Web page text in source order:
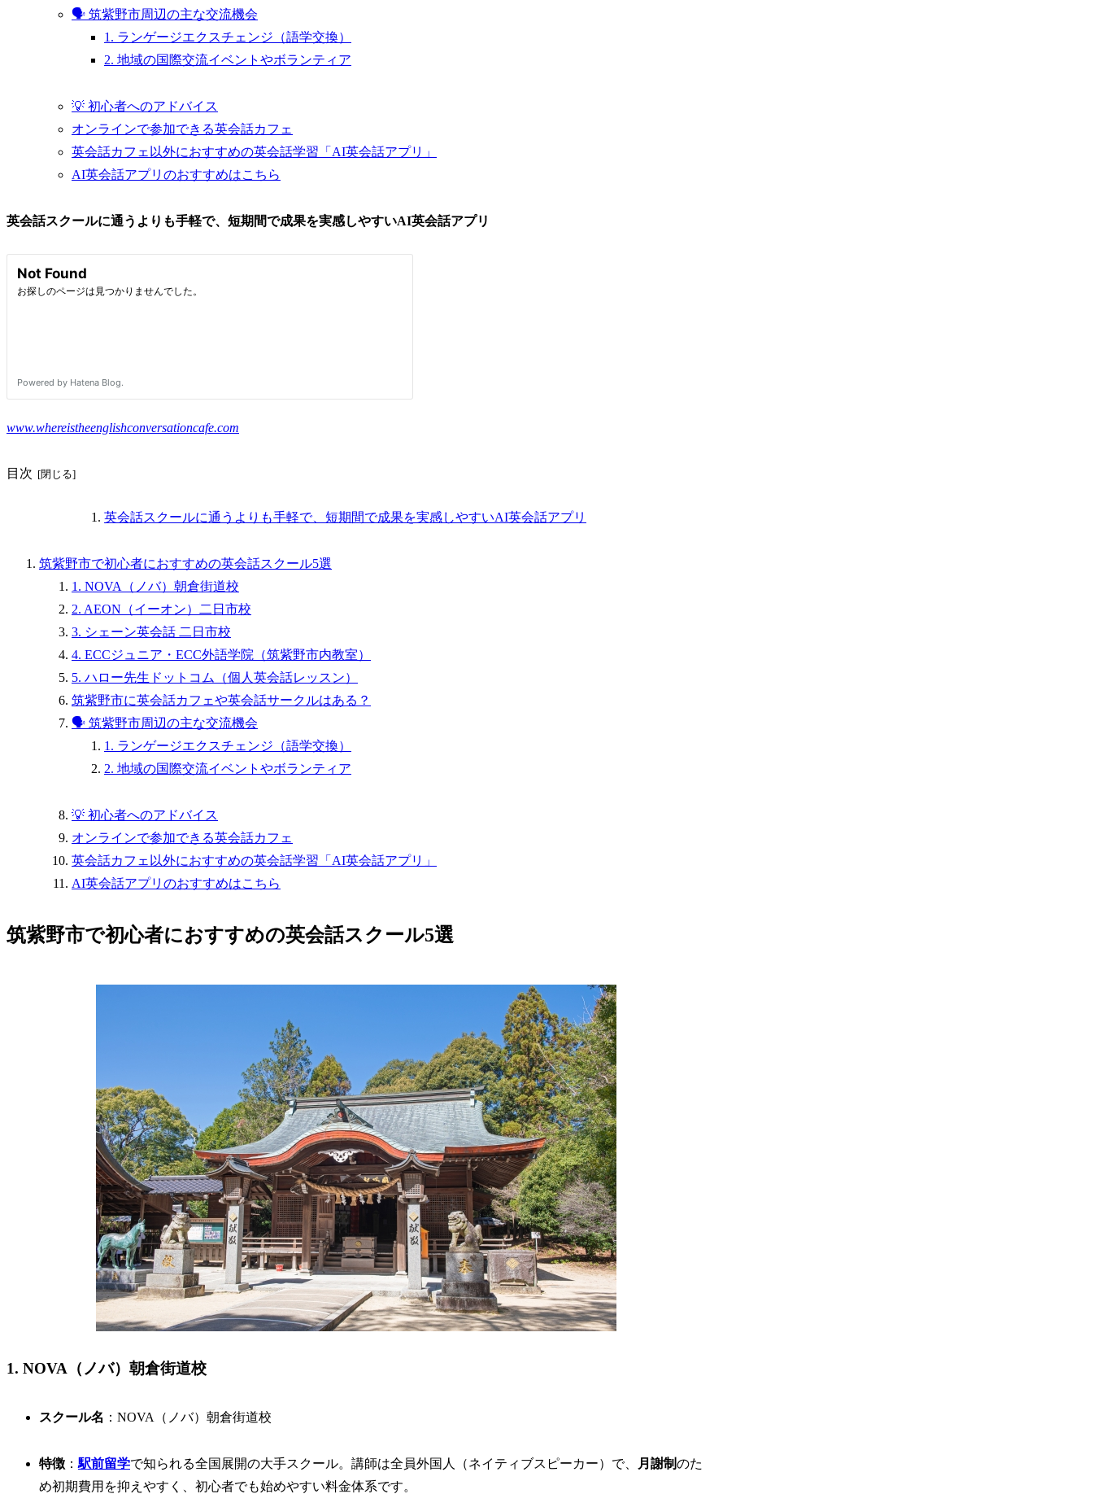
🗣️ 筑紫野市周辺の主な交流機会
1. ランゲージエクスチェンジ（語学交換）
2. 地域の国際交流イベントやボランティア
💡 初心者へのアドバイス
オンラインで参加できる英会話カフェ
英会話カフェ以外におすすめの英会話学習「AI英会話アプリ」
AI英会話アプリのおすすめはこちら
英会話スクールに通うよりも手軽で、短期間で成果を実感しやすいAI英会話アプリ
www.whereistheenglishconversationcafe.com
目次
英会話スクールに通うよりも手軽で、短期間で成果を実感しやすいAI英会話アプリ
筑紫野市で初心者におすすめの英会話スクール5選
1. NOVA（ノバ）朝倉街道校
2. AEON（イーオン）二日市校
3. シェーン英会話 二日市校
4. ECCジュニア・ECC外語学院（筑紫野市内教室）
5. ハロー先生ドットコム（個人英会話レッスン）
筑紫野市に英会話カフェや英会話サークルはある？
🗣️ 筑紫野市周辺の主な交流機会
1. ランゲージエクスチェンジ（語学交換）
2. 地域の国際交流イベントやボランティア
💡 初心者へのアドバイス
オンラインで参加できる英会話カフェ
英会話カフェ以外におすすめの英会話学習「AI英会話アプリ」
AI英会話アプリのおすすめはこちら
筑紫野市で初心者におすすめの英会話スクール5選
1. NOVA（ノバ）朝倉街道校
スクール名 ：NOVA（ノバ）朝倉街道校
特徴 ：駅前留学で知られる全国展開の大手スクール。講師は全員外国人（ネイティブスピーカー）で、 月謝制のた
め初期費用を抑えやすく、初心者でも始めやすい料金体系です。